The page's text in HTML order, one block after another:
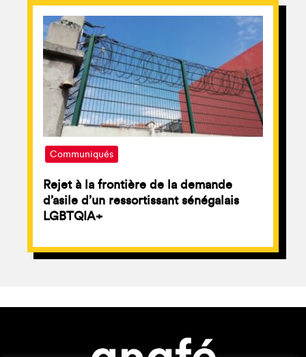
Communiqués
Rejet à la frontière de la demande
d’asile d’un ressortissant sénégalais
LGBTQIA+